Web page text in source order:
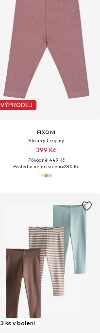
VÝPRODEJ
FIXONI
Skinny Legíny
399 Kč
Původně: 449 Kč
Poslední nejnižší cena:280 Kč
3 ks v balení